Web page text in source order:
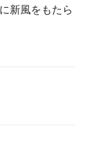
新風をもたら